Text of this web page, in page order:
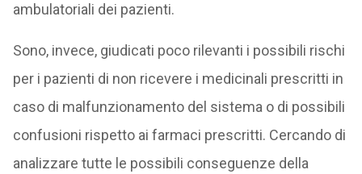
ambulatoriali dei pazienti.
Sono, invece, giudicati poco rilevanti i possibili rischi
per i pazienti di non ricevere i medicinali prescritti in
caso di malfunzionamento del sistema o di possibili
confusioni rispetto ai farmaci prescritti. Cercando di
analizzare tutte le possibili conseguenze della